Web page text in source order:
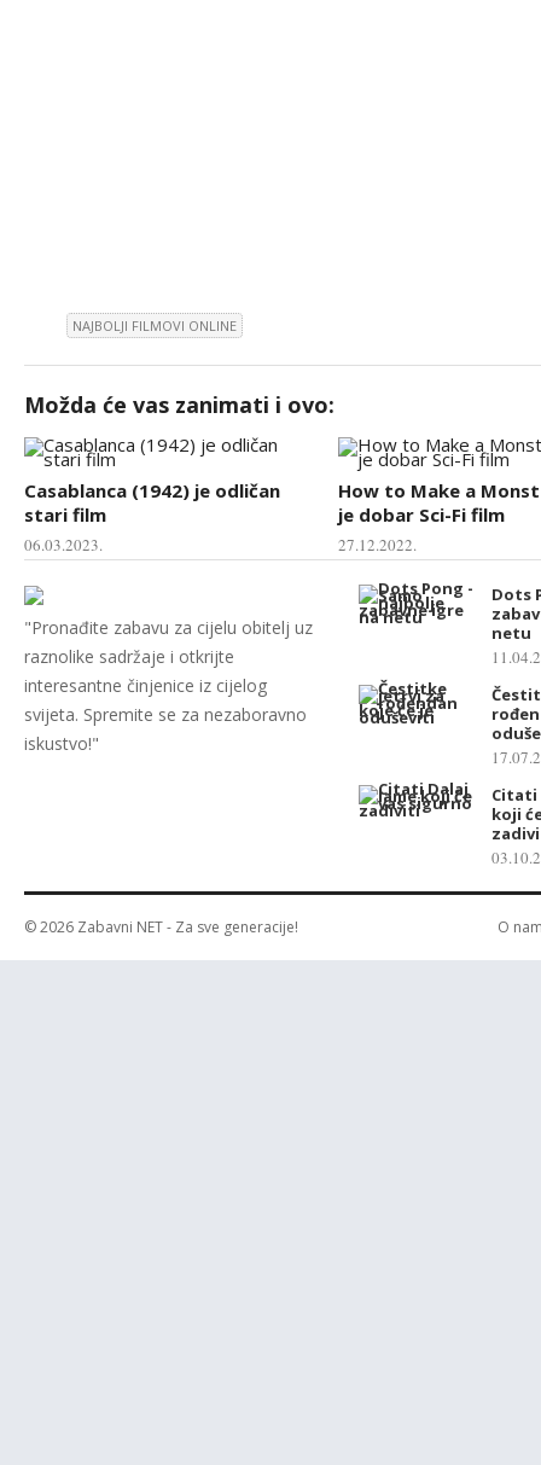
NAJBOLJI FILMOVI ONLINE
Možda će vas zanimati i ovo:
Casablanca (1942) je odličan
stari film
06.03.2023.
How to Make a
je dobar Sci-Fi film
27.12.2022.
"Pronađite zabavu za cijelu obitelj uz
raznolike sadržaje i otkrijte
interesantne činjenice iz cijelog
svijeta. Spremite se za nezaboravno
iskustvo!"
Dots
netu
Citati
koji
© 2026 Zabavni NET- Za sve generacije! O